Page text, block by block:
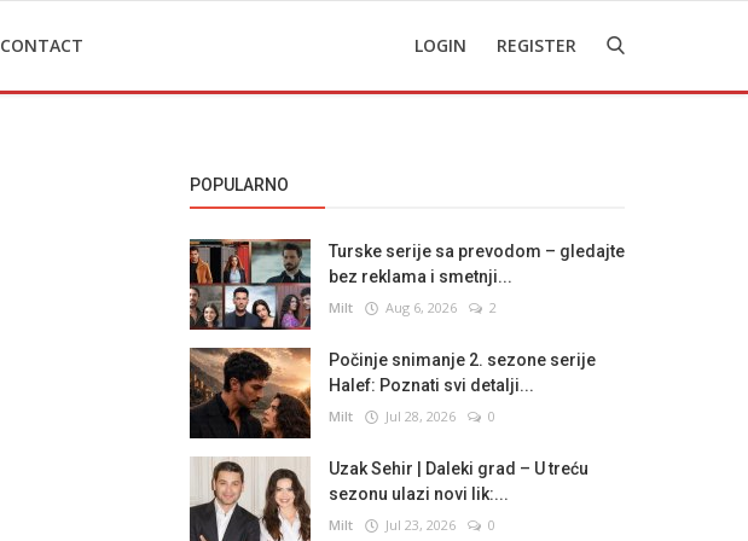
CONTACT LOGIN REGISTER
POPULARNO
Turske serije sa prevodom – gledajte
bez reklama i smetnji...
Milt Aug 6, 2026 2
Počinje snimanje 2. sezone serije
Halef: Poznati svi detalji...
Milt Jul 28, 2026 0
Uzak Sehir | Daleki grad – U treću
sezonu ulazi novi lik:...
Milt Jul 23, 2026 0